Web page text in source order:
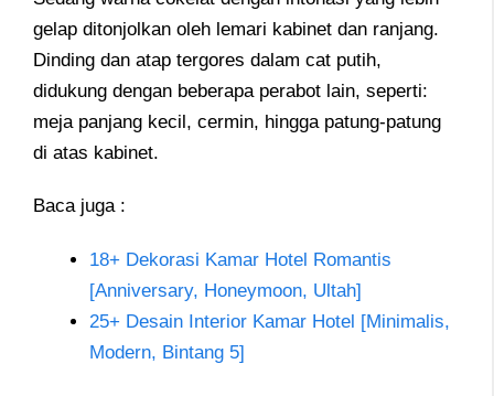
gelap ditonjolkan oleh lemari kabinet dan ranjang.
Dinding dan atap tergores dalam cat putih,
didukung dengan beberapa perabot lain, seperti:
meja panjang kecil, cermin, hingga patung-patung
di atas kabinet.
Baca juga :
18+ Dekorasi Kamar Hotel Romantis
[Anniversary, Honeymoon, Ultah]
25+ Desain Interior Kamar Hotel [Minimalis,
Modern, Bintang 5]